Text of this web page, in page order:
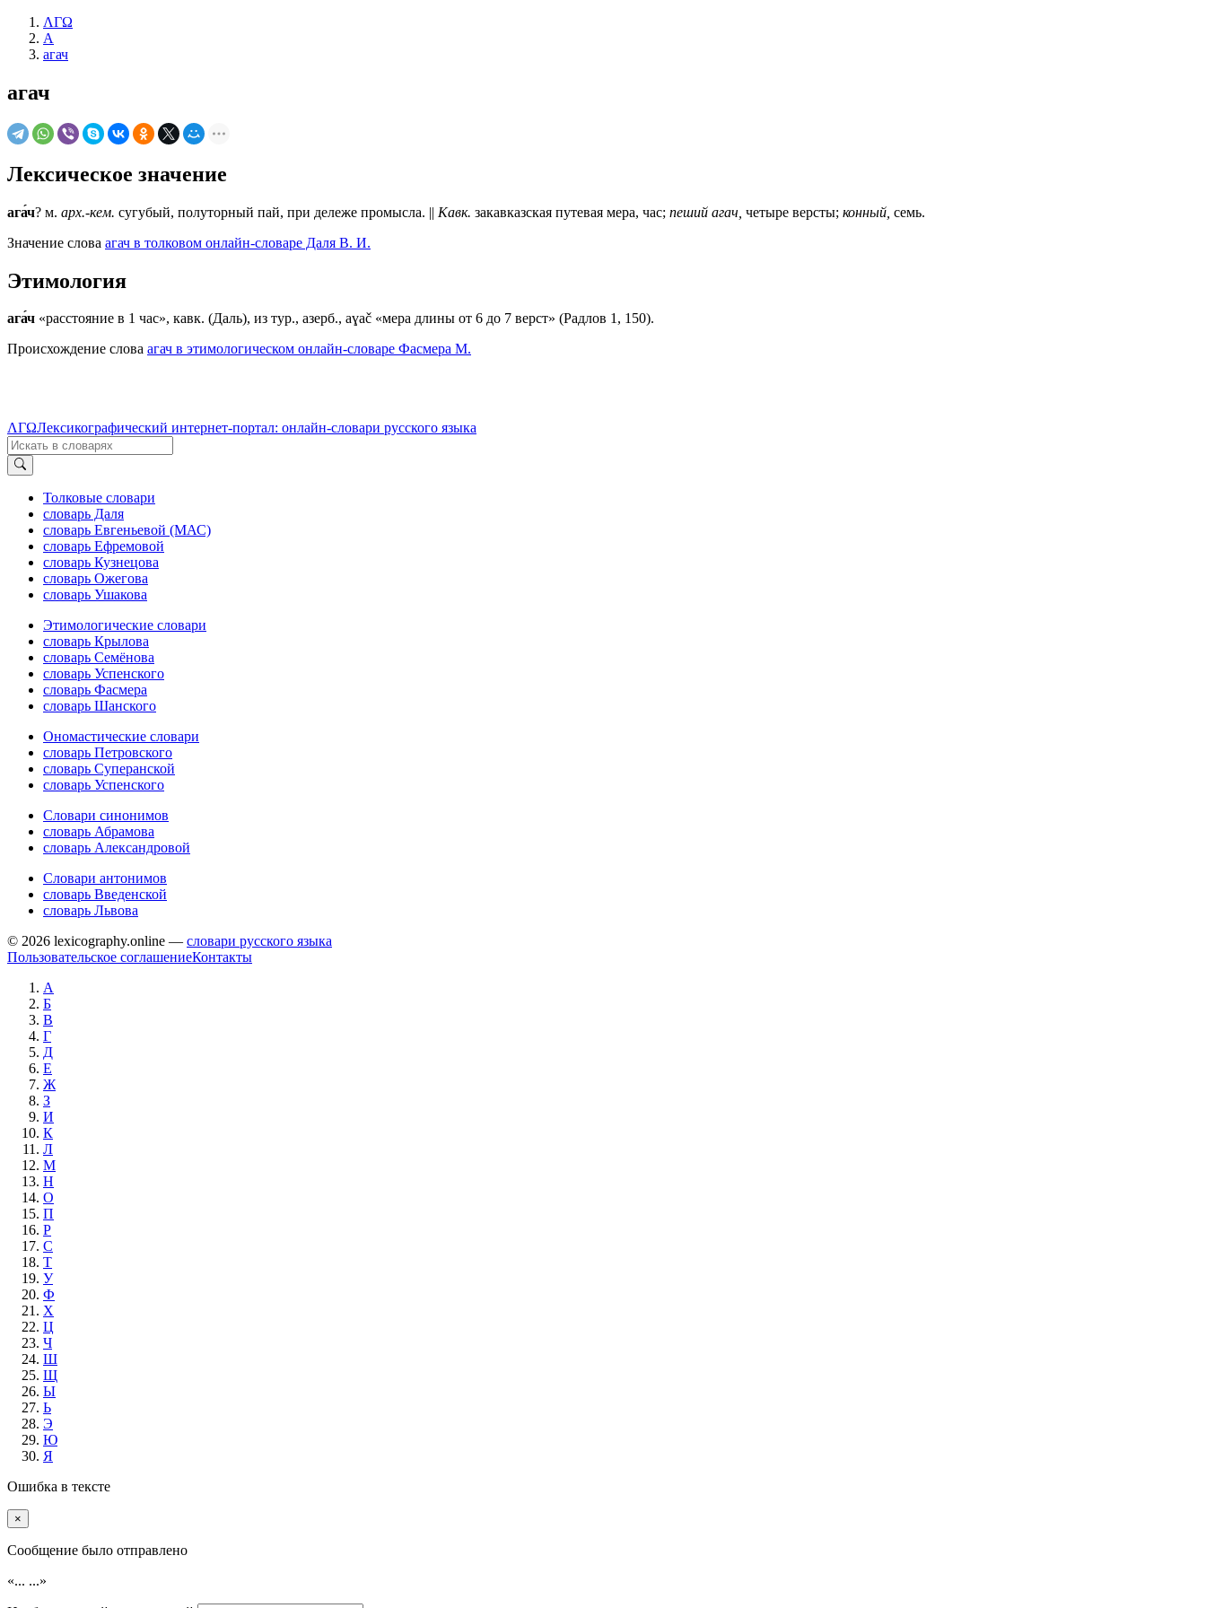
ΛΓΩ
А
агач
агач
Лексическое значение
ага́ч? м. арх.-кем. сугубый, полуторный пай, при дележе промысла. || Кавк. закавказская путевая мера, час; пеший агач, четыре версты; конный, семь.
Значение слова агач в толковом онлайн-словаре Даля В. И.
Этимология
ага́ч «расстояние в 1 час», кавк. (Даль), из тур., азерб., aɣač «мера длины от 6 до 7 верст» (Радлов 1, 150).
Происхождение слова агач в этимологическом онлайн-словаре Фасмера М.
ΛΓΩЛексикографический интернет-портал: онлайн-словари русского языка
Толковые словари
словарь Даля
словарь Евгеньевой (МАС)
словарь Ефремовой
словарь Кузнецова
словарь Ожегова
словарь Ушакова
Этимологические словари
словарь Крылова
словарь Семёнова
словарь Успенского
словарь Фасмера
словарь Шанского
Ономастические словари
словарь Петровского
словарь Суперанской
словарь Успенского
Словари синонимов
словарь Абрамова
словарь Александровой
Словари антонимов
словарь Введенской
словарь Львова
© 2026 lexicography.online — словари русского языка
Пользовательское соглашениеКонтакты
А
Б
В
Г
Д
Е
Ж
З
И
К
Л
М
Н
О
П
Р
С
Т
У
Ф
Х
Ц
Ч
Ш
Щ
Ы
Ь
Э
Ю
Я
Ошибка в тексте
×
Cообщение было отправлено
«... ...»